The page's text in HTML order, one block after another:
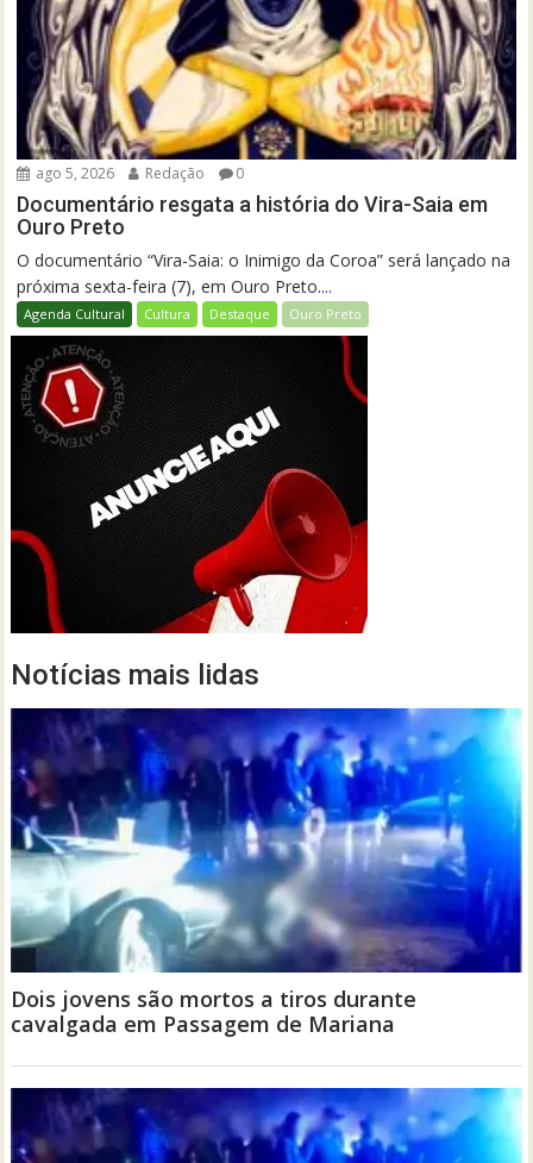
ago 5, 2026 Redação 0
Documentário resgata a história do Vira-Saia em
Ouro Preto
O documentário “Vira-Saia: o Inimigo da Coroa” será lançado na
próxima sexta-feira (7), em Ouro Preto....
Agenda Cultural Cultura Destaque Ouro Preto
Notícias mais lidas